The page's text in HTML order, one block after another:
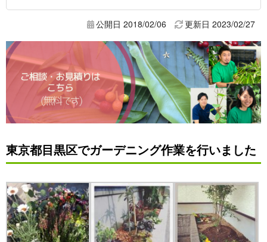
公開日 2018/02/06 更新日 2023/02/27
東京都目黒区でガーデニング作業を行いました